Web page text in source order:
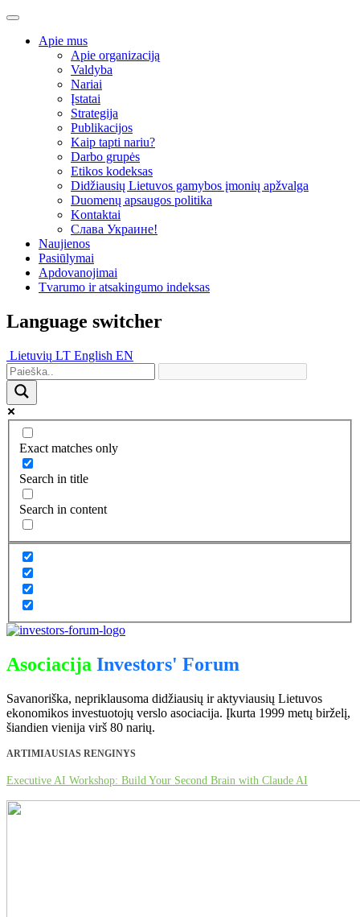
Apie mus
Apie organizaciją
Valdyba
Nariai
Įstatai
Strategija
Publikacijos
Kaip tapti nariu?
Darbo grupės
Etikos kodeksas
Didžiausių Lietuvos gamybos įmonių apžvalga
Duomenų apsaugos politika
Kontaktai
Слава Украине!
Naujienos
Pasiūlymai
Apdovanojimai
Tvarumo ir atsakingumo indeksas
Language switcher
Lietuvių LT English EN
Exact matches only
Search in title
Search in content
Asociacija Investors' Forum
Savanoriška, nepriklausoma didžiausių ir aktyviausių Lietuvos
ekonomikos investuotojų verslo asociacija. Įkurta 1999 metų birželį,
šiandien vienija virš 80 narių.
ARTIMIAUSIAS RENGINYS
Executive AI Workshop: Build Your Second Brain with Claude AI